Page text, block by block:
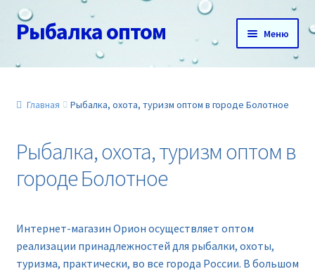
Перейти
к
навигации
Перейти
к
содержимому
Рыбалка оптом Меню
Главная
О нас
Доставка и оплата
Акции
Прайс
Главная Рыбалка, охота, туризм оптом в городе Болотное
Рыбалка, охота, туризм оптом в
городе Болотное
Интернет-магазин Орион осуществляет оптом
реализации принадлежностей для рыбалки, охоты,
туризма, практически, во все города России. В большом